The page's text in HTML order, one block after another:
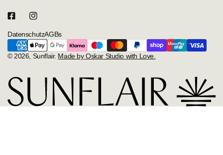
© 2026, Sunflair. Made by Oskar Studio with Love.
DatenschutzAGBs
Zahlungsarten